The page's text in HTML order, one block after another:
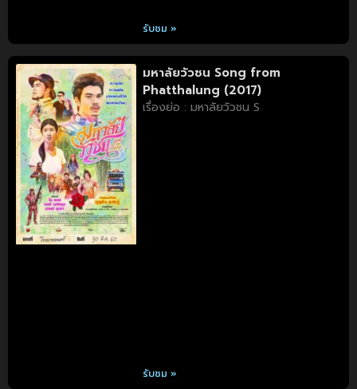
รับชม »
มหาลัยวัวชน Song from
Phatthalung (2017)
เรื่องย่อ : มหาลัยวัวชน S
รับชม »